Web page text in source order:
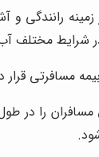
زمینه رانندگی
مختلف
قرار
مسافران را در